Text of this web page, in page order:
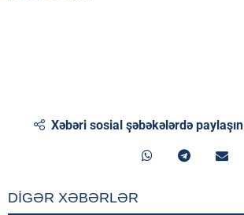
Xəbəri sosial şəbəkələrdə paylaşın
DİGƏR XƏBƏRLƏR